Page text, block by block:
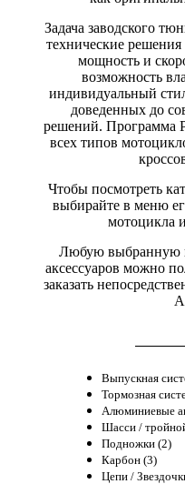
Задача заводского
технические решения
мощность и
возможность
индивидуальный
доведенных до
решений. Программа
всех типов
Чтобы посмотреть
выбирайте в меню
мотоцикла
Любую выбранную
аксессуаров можно
заказать
Выпускная
Тормозная
Алюминиевые
Шасси /
Подножки (2)
Карбон (3)
Цепи /